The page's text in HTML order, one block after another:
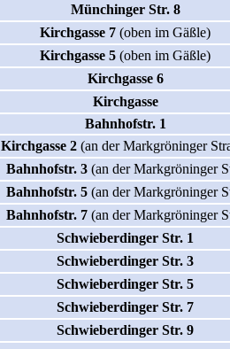
Münchinger Str. 8
Kirchgasse 7 (oben im Gäßle)
Kirchgasse 5 (oben im Gäßle)
Kirchgasse 6
Kirchgasse
Bahnhofstr. 1
Kirchgasse 2 (an der Markgröninger
Bahnhofstr. 3 (an der Markgröninger
Bahnhofstr. 5 (an der Markgröninger
Bahnhofstr. 7 (an der Markgröninger
Schwieberdinger Str. 1
Schwieberdinger Str. 3
Schwieberdinger Str. 5
Schwieberdinger Str. 7
Schwieberdinger Str. 9